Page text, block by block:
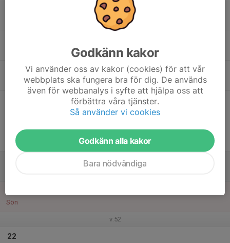
20:00
20:45
OCR-lopp
Teams
Klättring
Klätterhallen, Multiarenan
Fre
Sön
v.52
22
Godkänn kakor
Vi använder oss av kakor (cookies) för att vår
webbplats ska fungera bra för dig. De används
även för webbanalys i syfte att hjälpa oss att
förbättra våra tjänster.
Så använder vi cookies
Godkänn alla kakor
Bara nödvändiga